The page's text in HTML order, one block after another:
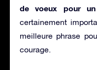
de voeux pour
certainement
meilleure phrase
courage.